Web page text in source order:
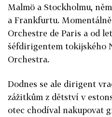
Malmö a Stockholmu,
a Frankfurtu.
Orchestre de Paris a od
šéfdirigentem tokijského
Orchestra.
Dodnes se ale dirigent
zážitkům z dětství v
otec chodíval nakupovat